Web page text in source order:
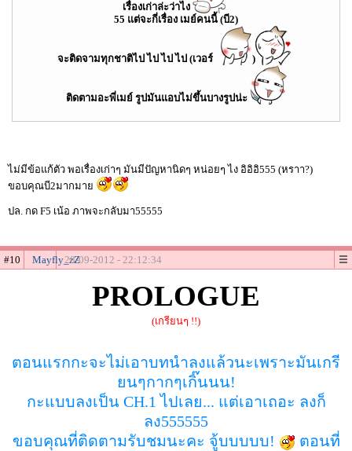
เรื่องเก่าล่ะว่าไง
55 แต่จะกี่เรื่อง เมย์คนนี้ (บี2)
จะติดจามทุกชาติไป ไป ไป ไป (เวอร์ )
ติดตามอะพี่เมย์ รูปมันแอบไม่ขึ้นบางรูปน่ะ
ไม่มีข้อแก้ตัว พอเรื่องเก่าๆ มันมีปัญหานิดๆ หน่อยๆ ไง อิอิอิ555 (หราา?)
ขอบคุณบี2มากมาย
ปล. กด F5 เน้อ ภาพจะกลับมา55555
#10 Mayfly_zZ28-09-2012 - 22:12:34
PROLOGUE
(เกรียนๆ !!)
ตอนแรกกะจะไม่เอาบทนำลงแล้วนะเพราะมันเกรี
ยนๆกากๆเกิ๊นนน!
กะแบบลงเป็น CH.1 ไปเลย... แต่เอาเถอะ ลงก็
ลง555555
ขอบคุณที่ติดตามรับชมนะคะ จู้บบบบบ!
ตอนที่